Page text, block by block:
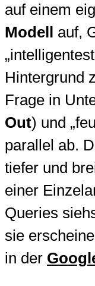
auf einem
Modell auf,
Hintergrund
Frage in
Out) und
parallel ab.
tiefer und
einer
Queries
sie
in der